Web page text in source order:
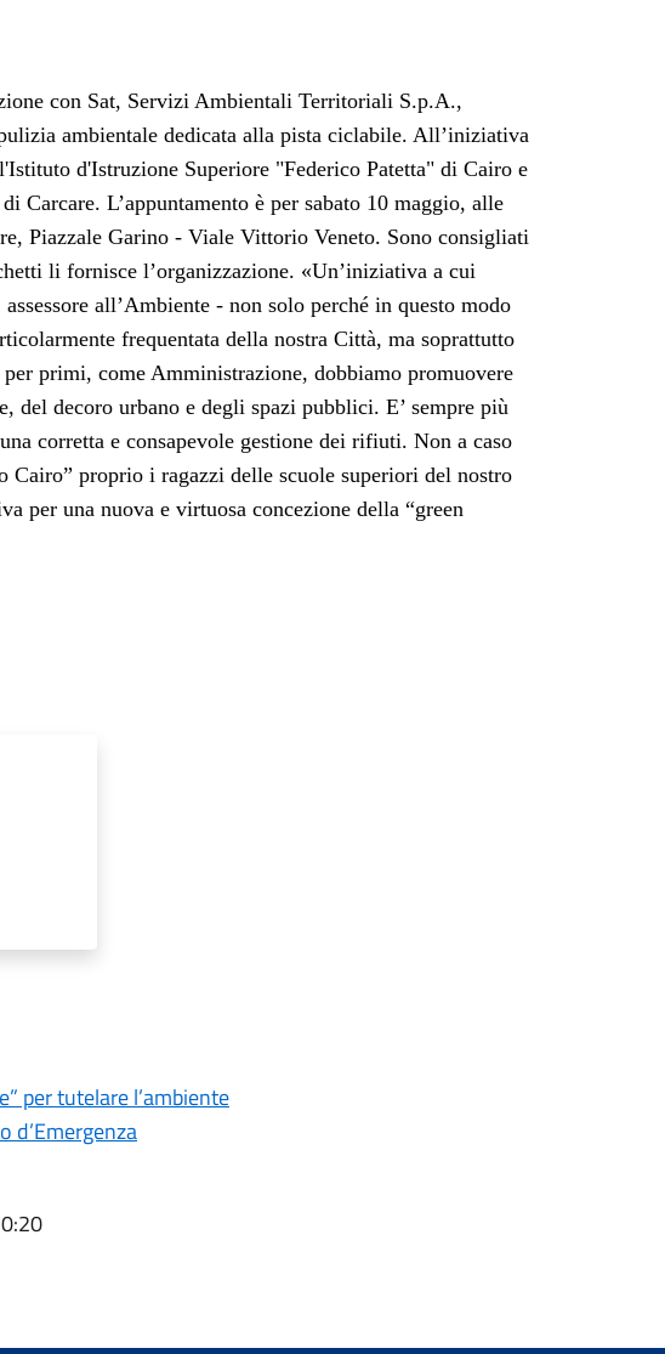
con Sat, Servizi Ambientali Territoriali S.p.A.,
ambientale dedicata alla pista ciclabile. All’iniziativa
d'Istruzione Superiore "Federico Patetta" di Cairo e
Carcare. L’appuntamento è per sabato 10 maggio, alle
Piazzale Garino - Viale Vittorio Veneto. Sono consigliati
li fornisce l’organizzazione. «Un’iniziativa a cui
all’Ambiente - non solo perché in questo modo
frequentata della nostra Città, ma soprattutto
primi, come Amministrazione, dobbiamo promuovere
del decoro urbano e degli spazi pubblici. E’ sempre più
corretta e consapevole gestione dei rifiuti. Non a caso
Cairo” proprio i ragazzi delle scuole superiori del nostro
per una nuova e virtuosa concezione della “green
per tutelare l’ambiente
d’Emergenza